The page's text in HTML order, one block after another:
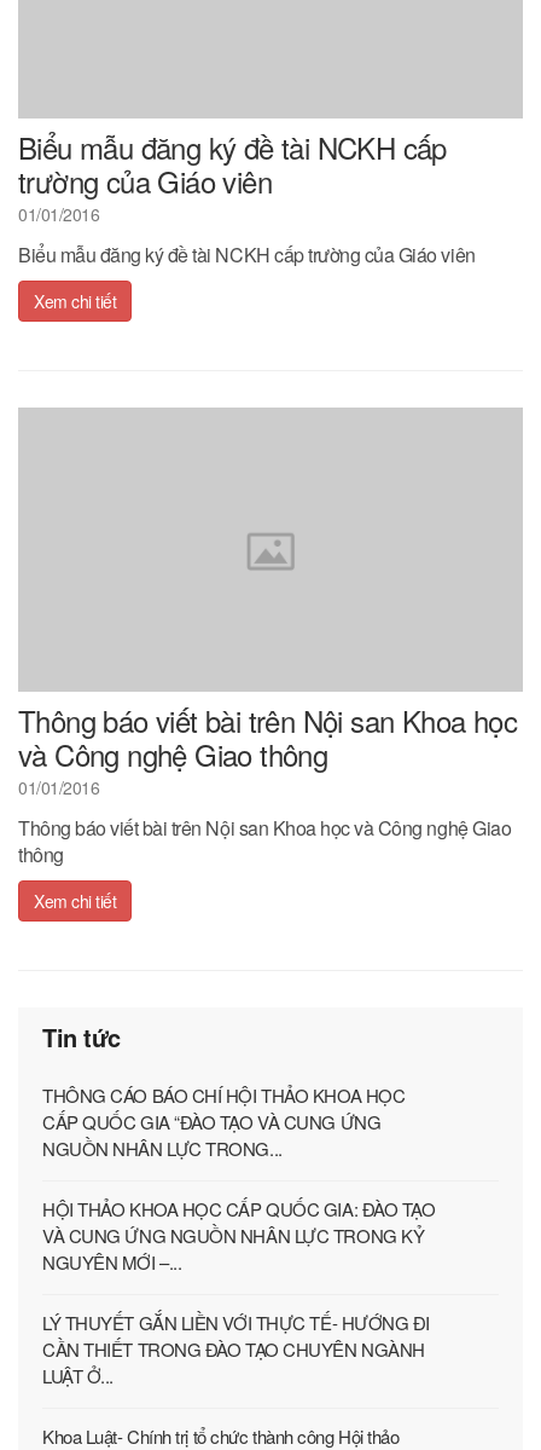
Biểu mẫu đăng ký đề tài NCKH cấp
trường của Giáo viên
01/01/2016
Biểu mẫu đăng ký đề tài NCKH cấp trường của Giáo viên
Xem chi tiết
Thông báo viết bài trên Nội san Khoa học
và Công nghệ Giao thông
01/01/2016
Thông báo viết bài trên Nội san Khoa học và Công nghệ Giao
thông
Xem chi tiết
Tin tức
THÔNG CÁO BÁO CHÍ HỘI THẢO KHOA HỌC
CẤP QUỐC GIA “ĐÀO TẠO VÀ CUNG ỨNG
NGUỒN NHÂN LỰC TRONG...
HỘI THẢO KHOA HỌC CẤP QUỐC GIA: ĐÀO TẠO
VÀ CUNG ỨNG NGUỒN NHÂN LỰC TRONG KỶ
NGUYÊN MỚI –...
LÝ THUYẾT GẮN LIỀN VỚI THỰC TẾ- HƯỚNG ĐI
CẦN THIẾT TRONG ĐÀO TẠO CHUYÊN NGÀNH
LUẬT Ở...
Khoa Luật- Chính trị tổ chức thành công Hội thảo